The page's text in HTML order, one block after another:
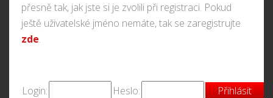
přesně tak, jak jste si je zvolili při registraci. Pokud
ještě uživatelské jméno nemáte, tak se zaregistrujte
zde.
Login: Heslo: